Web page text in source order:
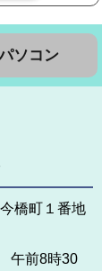
ソコン
橋町１番地
午前8時30